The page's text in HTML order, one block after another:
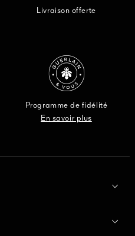
Livraison offerte
Programme de fidélité
En savoir plus